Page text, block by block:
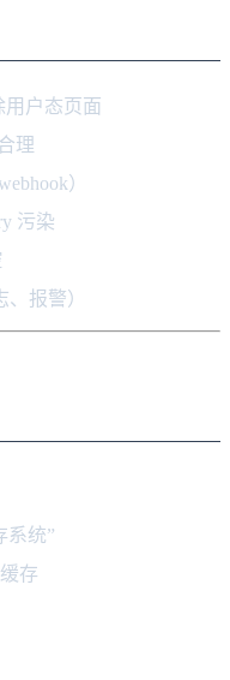
用户态页面
理
）
污染
报警）
系统”
存